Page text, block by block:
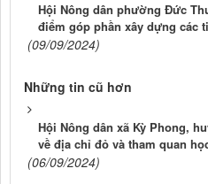
Hội Nông dân phường Đức
điểm góp phần xây dựng các
(09/09/2024)
Những tin cũ hơn
Hội Nông dân xã Kỳ Phong,
về địa chỉ đỏ và tham quan
(06/09/2024)